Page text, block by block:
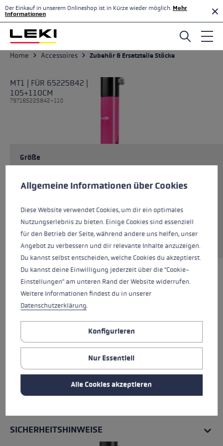
Zum Hauptinhalt springen
Der Einkauf in unserem Onlineshop ist in Kürze wieder möglich. Mehr
Informationen
Home Accessoires Zubehör & Ersatzteile Stöcke
MT1 | FÜR 65225842 |
105+110CM
797165225842-110
Größe
SICHERHEITSHINWEISE
Cookie-Voreinstellungen
Allgemeine Informationen über Cookies
Diese Website verwendet Cookies, um dir ein optimales
Nutzungserlebnis zu bieten. Einige Cookies sind essenziell
für den Betrieb der Seite, während andere uns helfen, unser
Angebot zu verbessern und dir relevante Inhalte anzuzeigen.
Du kannst selbst entscheiden, welche Cookies du akzeptierst.
Du kannst deine Einwilligung jederzeit über die "Cookie-
Einstellungen" am unteren Rand der Website widerrufen.
Weitere Informationen findest du in unserer
Datenschutzerklärung.
Konfigurieren
Nur Essentiell
Alle Cookies akzeptieren